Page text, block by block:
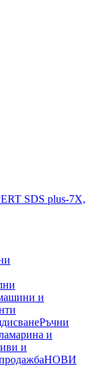
SDS plus-7X,
и
Ръчни
и
и
НОВИ